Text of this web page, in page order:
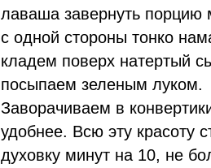
лаваша завернуть
с одной стороны тонко
кладем поверх натертый
посыпаем зеленым луком.
Заворачиваем в
удобнее. Всю эту красоту
духовку минут на 10, не